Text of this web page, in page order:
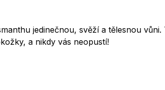
jedinečnou, svěží a tělesnou
a nikdy vás neopustí!